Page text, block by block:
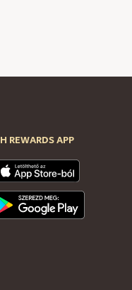
H REWARDS APP